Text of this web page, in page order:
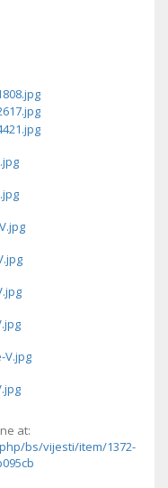
at:
bs/vijesti/item/1372-